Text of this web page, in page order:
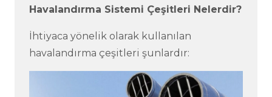
Havalandırma Sistemi Çeşitleri Nelerdir?
İhtiyaca yönelik olarak kullanılan
havalandırma çeşitleri şunlardır: